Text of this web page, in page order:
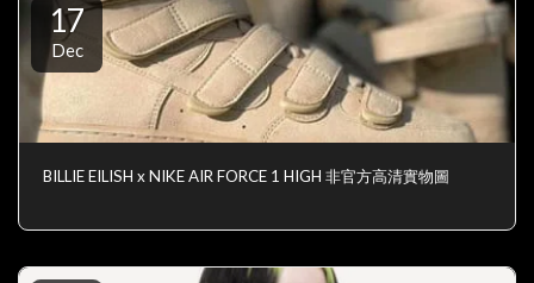
17
Dec
BILLIE EILISH x NIKE AIR FORCE 1 HIGH 非官方高清實物圖